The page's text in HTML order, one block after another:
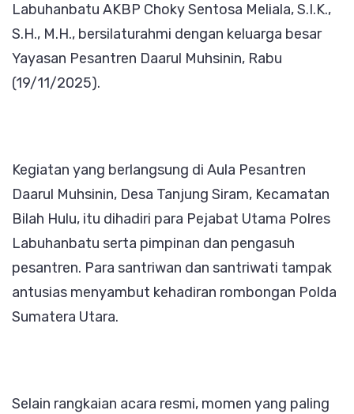
Labuhanbatu AKBP Choky Sentosa Meliala, S.I.K.,
S.H., M.H., bersilaturahmi dengan keluarga besar
Yayasan Pesantren Daarul Muhsinin, Rabu
(19/11/2025).
Kegiatan yang berlangsung di Aula Pesantren
Daarul Muhsinin, Desa Tanjung Siram, Kecamatan
Bilah Hulu, itu dihadiri para Pejabat Utama Polres
Labuhanbatu serta pimpinan dan pengasuh
pesantren. Para santriwan dan santriwati tampak
antusias menyambut kehadiran rombongan Polda
Sumatera Utara.
Selain rangkaian acara resmi, momen yang paling